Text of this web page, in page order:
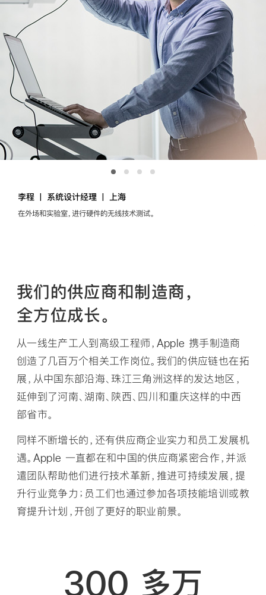
李程 | 系统设计经理 | 上海
在外场和实验室，进行硬件的无线技术测试。
我们的供应商和制造商，
全方位成长。
从一线生产工人到高级工程师，Apple 携手制造商
创造了几百万个相关工作岗位。我们的供应链也在拓
展，从中国东部沿海、珠江三角洲这样的发达地区，
延伸到了河南、湖南、陕西、四川和重庆这样的中西
部省市。
同样不断增长的，还有供应商企业实力和员工发展机
遇。Apple 一直都在和中国的供应商紧密合作，并派
遣团队帮助他们进行技术革新，推进可持续发展，提
升行业竞争力；员工们也通过参加各项技能培训或教
育提升计划，开创了更好的职业前景。
300 多万